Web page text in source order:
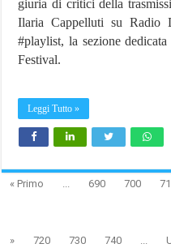
giuria di critici della
Ilaria Cappelluti su Radio
#playlist, la sezione
Festival.
Leggi Tutto »
« Primo 690 700
»
720 730 740